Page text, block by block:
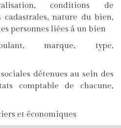
conditions de
cadastrales, nature du bien,
personnes liées à un bien
marque, type,
détenues au sein des
comptable de chacune,
et économiques